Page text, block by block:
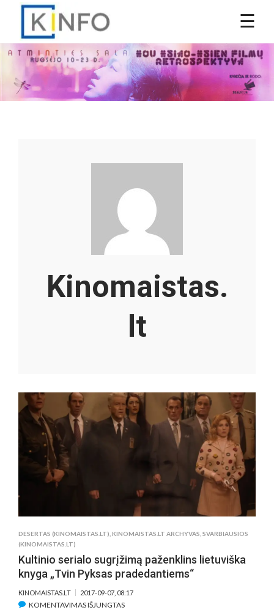
Kinomaistas.
lt
DESERTAS (KINOMAISTAS.LT) KINOMAISTAS.LT ARCHYVAS SVARBIAUSIOS
(KINOMAISTAS.LT)
Kultinio serialo sugrįžimą paženklins lietuviška
knyga „Tvin Pyksas pradedantiems“
KINOMAISTAS.LT 2017-09-07, 08:17
KOMENTAVIMAS IŠJUNGTASĮRAŠE